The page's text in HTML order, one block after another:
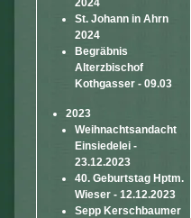
2024
St. Johann in Ahrn
2024
Begräbnis
Alterzbischof
Kothgasser - 09.03
2023
Weihnachtsandacht
Einsiedelei -
23.12.2023
40. Geburtstag Hptm.
Wieser - 12.12.2023
Sepp Kerschbaumer